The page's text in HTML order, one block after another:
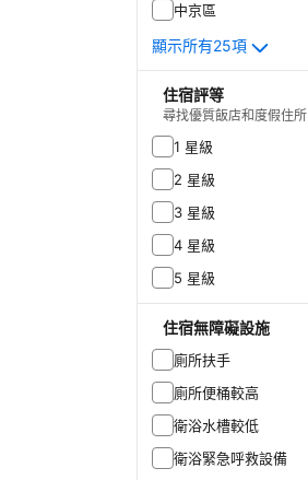
中京區
顯示所有25項
住宿評等
尋找優質飯店和度假住所
1 星級
2 星級
3 星級
4 星級
5 星級
住宿無障礙設施
廁所扶手
廁所便桶較高
衛浴水槽較低
衛浴緊急呼救設備